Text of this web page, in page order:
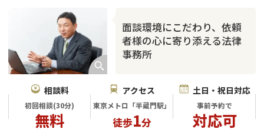
面談環境にこだわり、依頼
者様の心に寄り添える法律
事務所
相談料
初回相談(30分)
無料
アクセス
東京メトロ「半蔵門駅」
徒歩1分
土日・祝日対応
事前予約で
対応可